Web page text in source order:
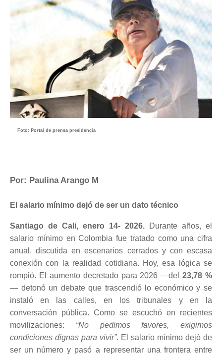
Foto: Portal de prensa presidencia
Por: Paulina Arango M
El salario mínimo dejó de ser un dato técnico
Santiago de Cali, enero 14- 2026. Durante años, el
salario mínimo en Colombia fue tratado como una cifra
anual, discutida en escenarios cerrados y con escasa
conexión con la realidad cotidiana. Hoy, esa lógica se
rompió. El aumento decretado para 2026 —del23,78 %
— detonó un debate que trascendió lo económico y se
instaló en las calles, en los tribunales y en la
conversación pública. Como se escuchó en recientes
movilizaciones: “No pedimos favores, exigimos
condiciones dignas para vivir”. El salario mínimo dejó de
ser un número y pasó a representar una frontera entre